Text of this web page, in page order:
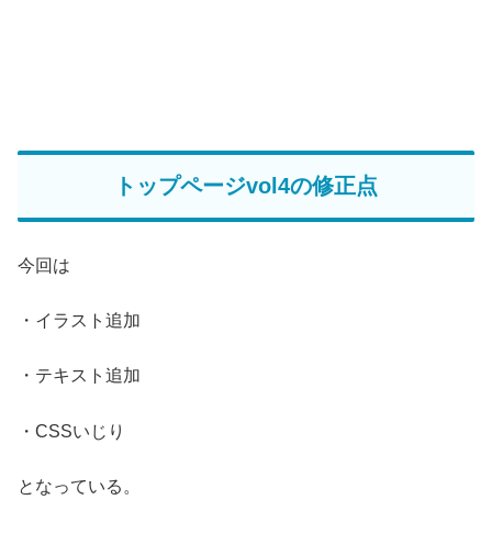
トップページvol4の修正点
今回は
・イラスト追加
・テキスト追加
・CSSいじり
となっている。